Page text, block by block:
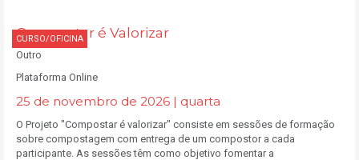
CURSO/OFICINA
Compostar é Valorizar
Outro
Plataforma Online
25 de novembro de 2026 | quarta
O Projeto "Compostar é valorizar" consiste em sessões de formação
sobre compostagem com entrega de um compostor a cada
participante. As sessões têm como objetivo fomentar a